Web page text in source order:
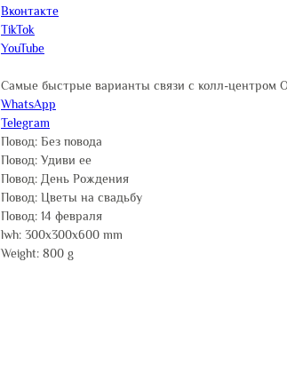
Вконтакте
TikTok
YouTube
Самые быстрые варианты связи с колл-центром
WhatsApp
Telegram
Повод: Без повода
Повод: Удиви ее
Повод: День Рождения
Повод: Цветы на свадьбу
Повод: 14 февраля
lwh: 300x300x600 mm
Weight: 800 g